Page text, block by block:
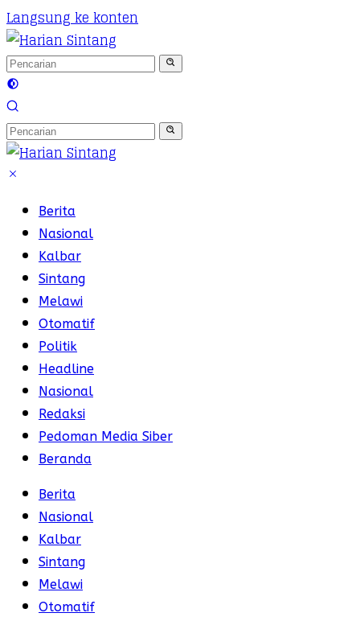
Langsung ke konten
Berita
Nasional
Kalbar
Sintang
Melawi
Otomatif
Politik
Headline
Nasional
Redaksi
Pedoman Media Siber
Beranda
Berita
Nasional
Kalbar
Sintang
Melawi
Otomatif